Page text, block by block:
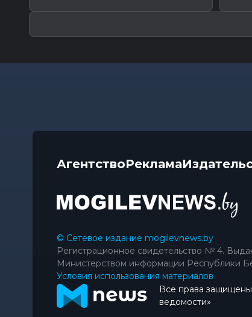
АгентствоРеклама
© Сетевое издание mogilevnews.by
Регистрационное свидетельство № 4.
Министерством информации Республики
Условия использования материалов
Все права
ведомости»